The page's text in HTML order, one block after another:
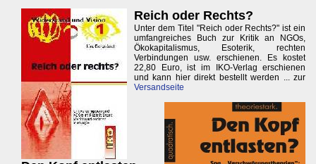
Reich oder Rechts?
Unter dem Titel "Reich oder Rechts?" ist ein
umfangreiches Buch zur Kritik an NGOs,
Ökokapitalismus, Esoterik, rechten
Verbindungen usw. erschienen. Es kostet
22,80 Euro, ist im IKO-Verlag erschienen
und kann hier direkt bestellt werden ... zur
Versandseite